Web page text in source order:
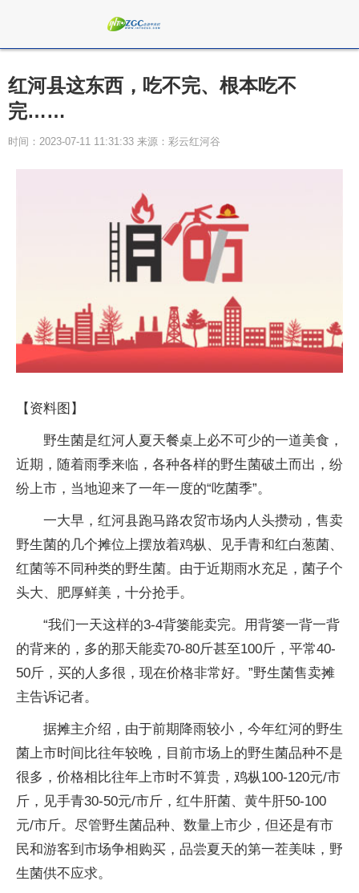
红河县这东西，吃不完、根本吃不
完……
时间：2023-07-11 11:31:33 来源：彩云红河谷
【资料图】
野生菌是红河人夏天餐桌上必不可少的一道美食，
近期，随着雨季来临，各种各样的野生菌破土而出，纷
纷上市，当地迎来了一年一度的“吃菌季”。
一大早，红河县跑马路农贸市场内人头攒动，售卖
野生菌的几个摊位上摆放着鸡枞、见手青和红白葱菌、
红菌等不同种类的野生菌。由于近期雨水充足，菌子个
头大、肥厚鲜美，十分抢手。
“我们一天这样的3-4背篓能卖完。用背篓一背一背
的背来的，多的那天能卖70-80斤甚至100斤，平常40-
50斤，买的人多很，现在价格非常好。”野生菌售卖摊
主告诉记者。
据摊主介绍，由于前期降雨较小，今年红河的野生
菌上市时间比往年较晚，目前市场上的野生菌品种不是
很多，价格相比往年上市时不算贵，鸡枞100-120元/市
斤，见手青30-50元/市斤，红牛肝菌、黄牛肝50-100
元/市斤。尽管野生菌品种、数量上市少，但还是有市
民和游客到市场争相购买，品尝夏天的第一茬美味，野
生菌供不应求。